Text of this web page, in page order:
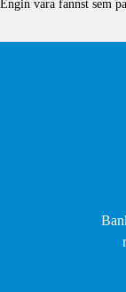
Engin vara fannst sem